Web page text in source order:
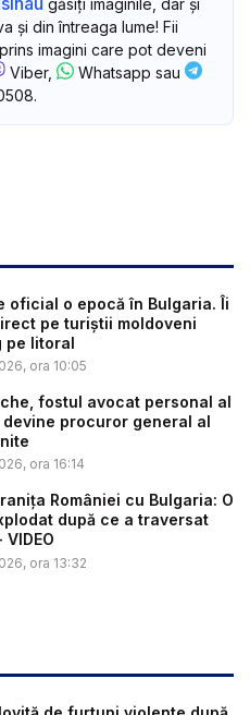
găsiți imaginile, dar și
și din întreaga lume! Fii
imagini care pot deveni
Viber,
Whatsapp sau
oficial o epocă în Bulgaria. Îi
pe turiștii moldoveni
pe litoral
ora 10:05
fostul avocat personal al
devine procuror general al
ora 16:14
României cu Bulgaria: O
după ce a traversat
ora 13:32